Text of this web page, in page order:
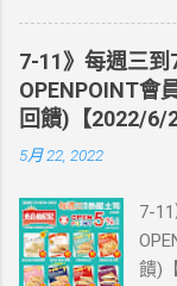
送
活
卡
送
來
這
【
7-11》每週三到
OPENPOINT會
回饋)【2022/6/
5月 22, 2022
7-
饋)